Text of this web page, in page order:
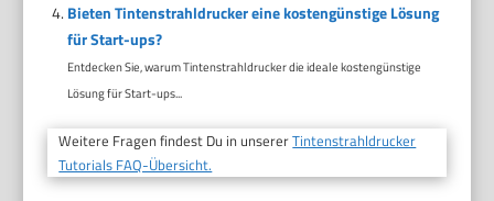
Bieten Tintenstrahldrucker eine kostengünstige Lösung
für Start-ups?
Entdecken Sie, warum Tintenstrahldrucker die ideale kostengünstige
Lösung für Start-ups...
Weitere Fragen findest Du in unsererTintenstrahldrucker
Tutorials FAQ-Übersicht.